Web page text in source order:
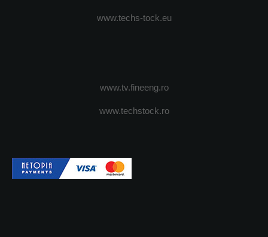
www.techs-tock.eu
www.tv.fineeng.ro
www.techstock.ro